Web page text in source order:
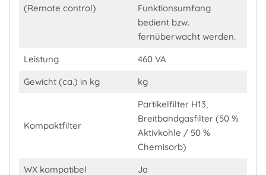
(Remote control)
Funktionsumfang
bedient bzw.
fernüberwacht werden.
Leistung
460 VA
Gewicht (ca.) in kg
kg
Kompaktfilter
Partikelfilter H13,
Breitbandgasfilter (50 %
Aktivkohle / 50 %
Chemisorb)
WX kompatibel
Ja